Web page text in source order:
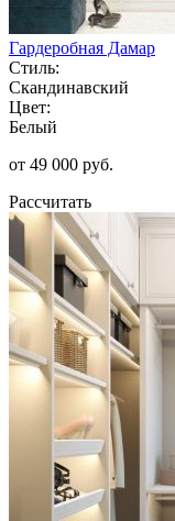
Гардеробная Дамар
Стиль:
Скандинавский
Цвет:
Белый
от 49 000 руб.
Рассчитать